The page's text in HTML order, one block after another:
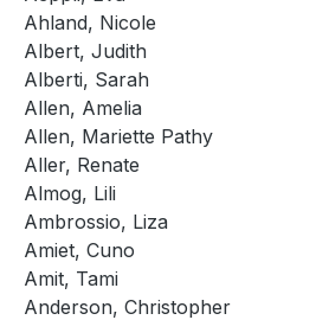
Ahland, Nicole
Albert, Judith
Alberti, Sarah
Allen, Amelia
Allen, Mariette Pathy
Aller, Renate
Almog, Lili
Ambrossio, Liza
Amiet, Cuno
Amit, Tami
Anderson, Christopher